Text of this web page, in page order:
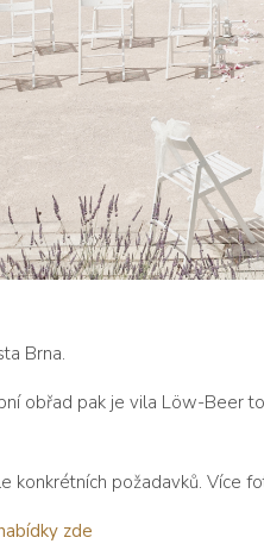
Brna.
obřad pak je vila Löw-Beer
konkrétních požadavků. Více
zde